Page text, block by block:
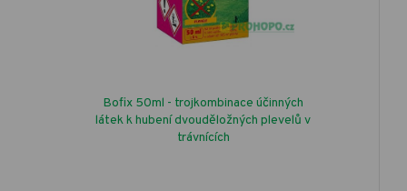
Bofix 50ml - trojkombinace účinných
látek k hubení dvouděložných plevelů v
trávnících